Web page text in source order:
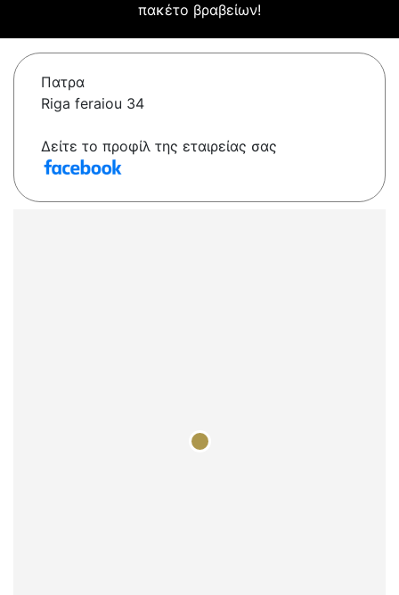
πακέτο βραβείων!
Πατρα
Riga feraiou 34
Δείτε το προφίλ της εταιρείας σας